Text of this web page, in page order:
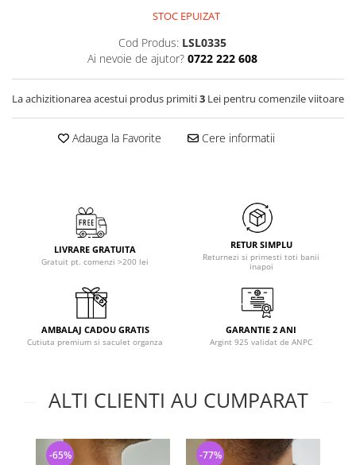
STOC EPUIZAT
Cod Produs: LSL0335
Ai nevoie de ajutor? 0722 222 608
La achizitionarea acestui produs primiti3 Lei pentru comenzile viitoare
Adauga la Favorite Cere informatii
LIVRARE GRATUITA
Gratuit pt. comenzi >200 lei
RETUR SIMPLU
Returnezi si primesti toti banii
inapoi
AMBALAJ CADOU GRATIS
Cutiuta premium si saculet organza
GARANTIE 2 ANI
Argint 925 validat de ANPC
ALTI CLIENTI AU CUMPARAT
-65% -77%